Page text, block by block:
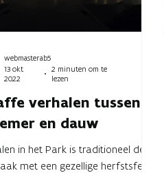
verhalen tussen
en dauw
in het Park is traditioneel de
met een gezellige herfstsfeer,
webmasterab5
13 okt
2022
2 minuten om te
lezen